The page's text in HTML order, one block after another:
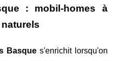
: mobil-homes à
Basque s'enrichit lorsqu'on